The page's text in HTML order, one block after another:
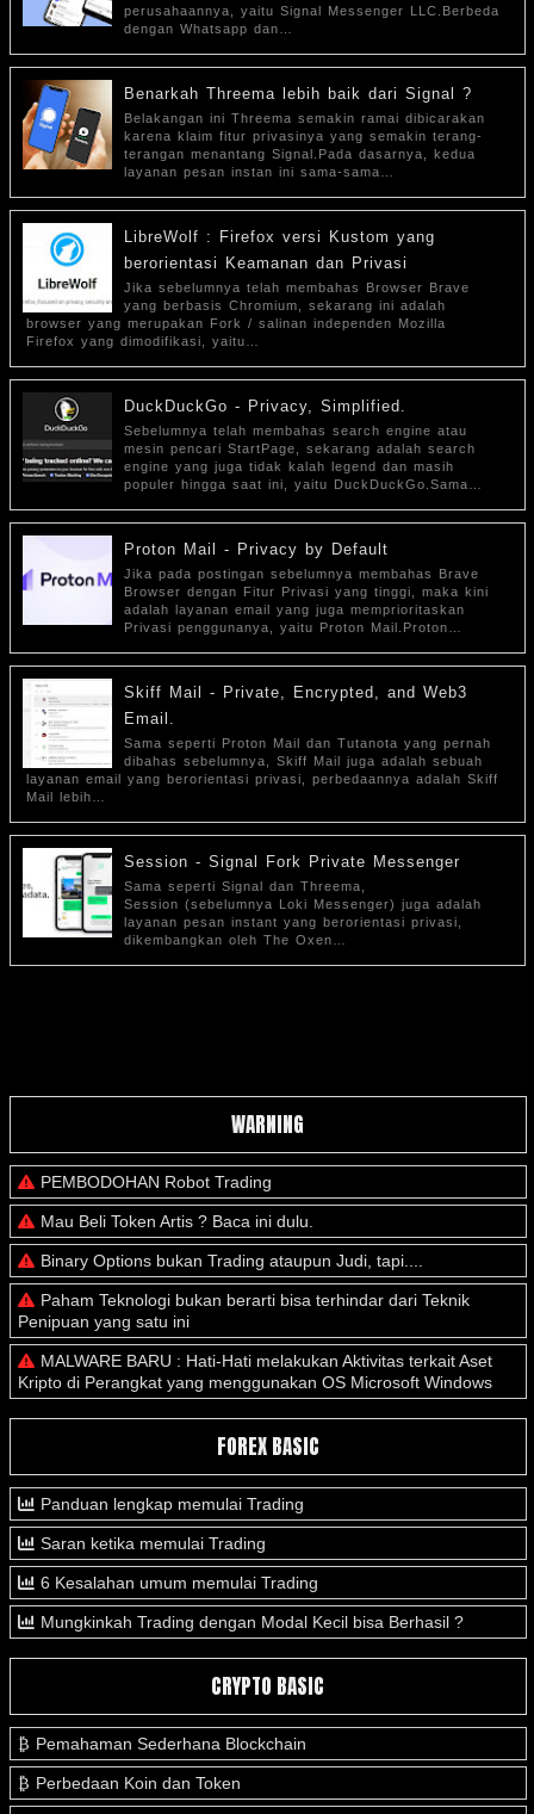
perusahaannya, yaitu Signal Messenger LLC.Berbeda
dengan Whatsapp dan…
Benarkah Threema lebih baik dari Signal ?
Belakangan ini Threema semakin ramai dibicarakan
karena klaim fitur privasinya yang semakin terang-
terangan menantang Signal.Pada dasarnya, kedua
layanan pesan instan ini sama-sama…
LibreWolf : Firefox versi Kustom yang
berorientasi Keamanan dan Privasi
Jika sebelumnya telah membahas Browser Brave
yang berbasis Chromium, sekarang ini adalah
browser yang merupakan Fork / salinan independen Mozilla
Firefox yang dimodifikasi, yaitu…
DuckDuckGo - Privacy, Simplified.
Sebelumnya telah membahas search engine atau
mesin pencari StartPage, sekarang adalah search
engine yang juga tidak kalah legend dan masih
populer hingga saat ini, yaitu DuckDuckGo.Sama…
Proton Mail - Privacy by Default
Jika pada postingan sebelumnya membahas Brave
Browser dengan Fitur Privasi yang tinggi, maka kini
adalah layanan email yang juga memprioritaskan
Privasi penggunanya, yaitu Proton Mail.Proton…
Skiff Mail - Private, Encrypted, and Web3
Email.
Sama seperti Proton Mail dan Tutanota yang pernah
dibahas sebelumnya, Skiff Mail juga adalah sebuah
layanan email yang berorientasi privasi, perbedaannya adalah Skiff
Mail lebih…
Session - Signal Fork Private Messenger
Sama seperti Signal dan Threema,
Session (sebelumnya Loki Messenger) juga adalah
layanan pesan instant yang berorientasi privasi,
dikembangkan oleh The Oxen…
WARNING
PEMBODOHAN Robot Trading
Mau Beli Token Artis ? Baca ini dulu.
Binary Options bukan Trading ataupun Judi, tapi....
Paham Teknologi bukan berarti bisa terhindar dari Teknik
Penipuan yang satu ini
MALWARE BARU : Hati-Hati melakukan Aktivitas terkait Aset
Kripto di Perangkat yang menggunakan OS Microsoft Windows
FOREX BASIC
Panduan lengkap memulai Trading
Saran ketika memulai Trading
6 Kesalahan umum memulai Trading
Mungkinkah Trading dengan Modal Kecil bisa Berhasil ?
CRYPTO BASIC
Pemahaman Sederhana Blockchain
Perbedaan Koin dan Token